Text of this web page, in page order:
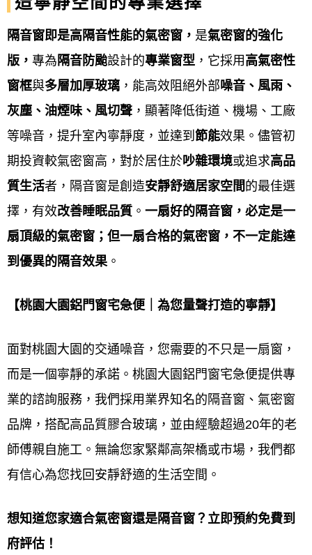
承諾：
鋁門窗工程宅急便從設計到施工及維護全程服務，價
格合理，多年來深受客戶好評，有口皆碑。鋁門窗擁
有多年施工經驗，兼具安全、功能與美觀，致力實現
的目標。
Service purpose
鋁門窗工程宅急便的鋁門窗服務宗旨是以「
顧客至
上」，提供高品質產品，確保安全與美觀，並提供完
善的售後服務，以實現永續經營和提升居住品質。 具
識，了解客戶需求，並提供精確的規劃與合理的價
格，最終達到客戶滿意。
品質：
鋁門窗工程宅急便提供免費估價，價錢實惠堅持用料
的品質施作上的用心
安全：
鋁門窗工程宅急便提供
隔音窗即是高隔音性能的氣密窗， 是氣密窗的強化
版， 專為 隔音防颱設計的專業窗型 ，它採用 高氣密性
窗框與多層加厚玻璃 ，能高效阻絕外部噪音、風雨、
灰塵、油煙味、風切聲 ，顯著降低街道、機場、工廠
等噪音，提升室內寧靜度，並達到 節能效果。儘管初
期投資較氣密窗高，對於居住於吵雜環境或追求高品
質生活者，隔音窗是創造安靜舒適居家空間 的最佳選
擇，有效改善睡眠品質 。 一扇好的隔音窗，必定是一
扇頂級的氣密窗；但一扇合格的氣密窗，不一定能達
到優異的隔音效果。
【桃園大園鋁門窗宅急便｜為您量聲打造的寧靜】
面對桃園大園的交通噪音，您需要的不只是一扇窗，
而是一個寧靜的承諾。桃園大園鋁門窗宅急便提供專
業的諮詢服務，我們採用業界知名的隔音窗、氣密窗
品牌，搭配高品質膠合玻璃，並由經驗超過20年的老
師傅親自施工。無論您家緊鄰高架橋或市場，我們都
有信心為您找回安靜舒適的生活空間。
想知道您家適合氣密窗還是隔音窗？立即預約免費到
府評估！